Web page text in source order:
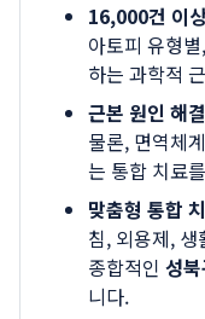
16,000건 이
아토피 유형
하는 과학적
근본 원인 해
물론, 면역체
는 통합 치료
맞춤형 통합
침, 외용제,
종합적인 성
니다.